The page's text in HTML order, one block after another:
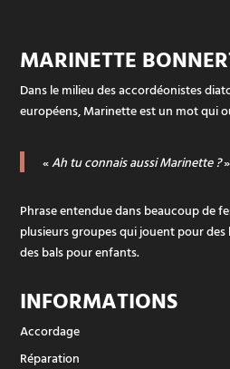
MARINETTE
Dans le milieu des accordéonistes
européens, Marinette est un mot qui
«Ah tu connais aussi Marinette ?
Phrase entendue dans beaucoup de
plusieurs groupes qui jouent pour
des bals pour enfants.
INFORMATIONS
Accordage
Réparation